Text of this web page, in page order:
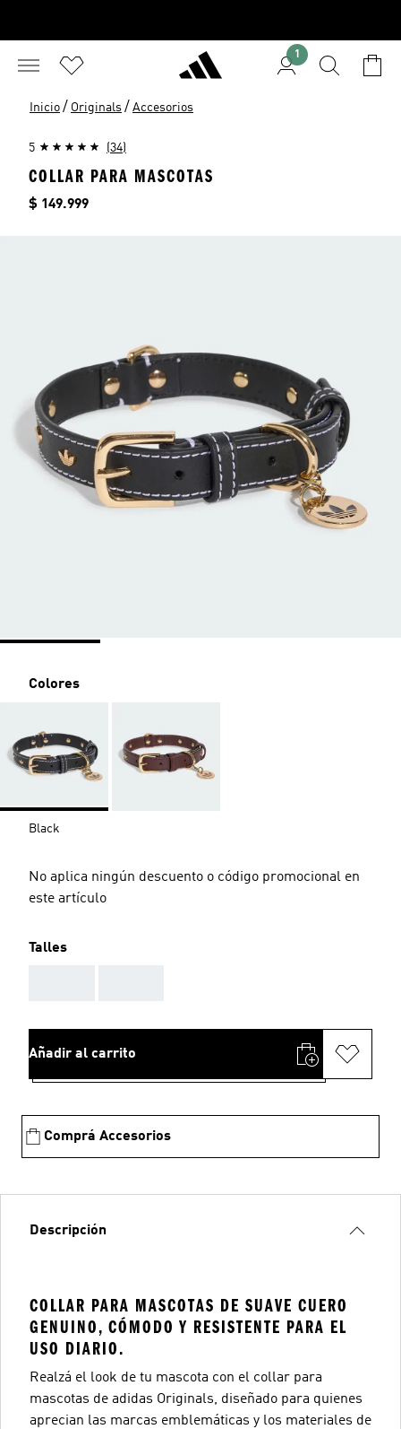
1
Inicio / Originals / Accesorios
5 (34)
COLLAR PARA MASCOTAS
Precio
$ 149.999
Colores
Black
No aplica ningún descuento o código promocional en
este artículo
Talles
Añadir al carrito
Comprá Accesorios
Descripción
COLLAR PARA MASCOTAS DE SUAVE CUERO
GENUINO, CÓMODO Y RESISTENTE PARA EL
USO DIARIO.
Realzá el look de tu mascota con el collar para
mascotas de adidas Originals, diseñado para quienes
aprecian las marcas emblemáticas y los materiales de